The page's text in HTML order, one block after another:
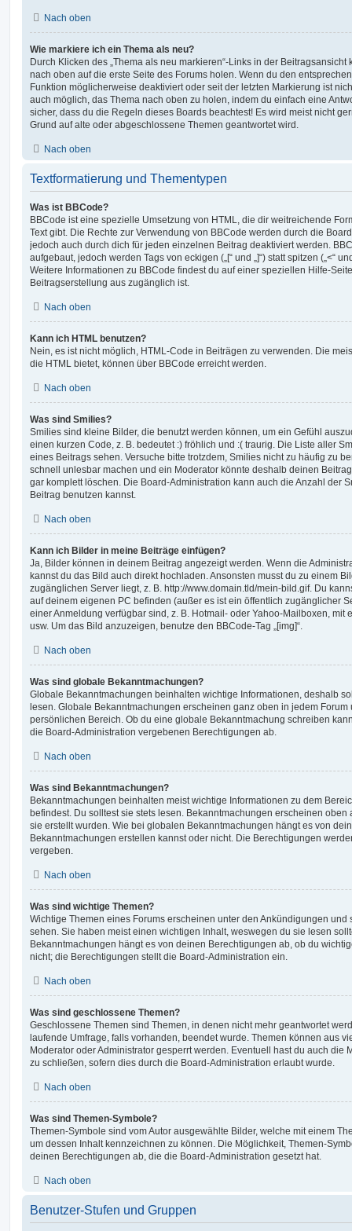
Nach oben
Wie markiere ich ein Thema als neu?
Durch Klicken des „Thema als neu markieren“-Links in der
nach oben auf die erste Seite des Forums holen. Wenn du den
Funktion möglicherweise deaktiviert oder seit der letzten Markierung ist
auch möglich, das Thema nach oben zu holen, indem du einfach eine
sicher, dass du die Regeln dieses Boards beachtest! Es wird meist nicht
Grund auf alte oder abgeschlossene Themen geantwortet wird.
Nach oben
Textformatierung und Thementypen
Was ist BBCode?
BBCode ist eine spezielle Umsetzung von HTML, die dir weitreichende
Text gibt. Die Rechte zur Verwendung von BBCode werden durch die
jedoch auch durch dich für jeden einzelnen Beitrag deaktiviert werden.
aufgebaut, jedoch werden Tags von eckigen („[“ und „]“) statt spitzen („<“
Weitere Informationen zu BBCode findest du auf einer speziellen Hilfe-
Beitragserstellung aus zugänglich ist.
Nach oben
Kann ich HTML benutzen?
Nein, es ist nicht möglich, HTML-Code in Beiträgen zu verwenden. Die
die HTML bietet, können über BBCode erreicht werden.
Nach oben
Was sind Smilies?
Smilies sind kleine Bilder, die benutzt werden können, um ein Gefühl
einen kurzen Code, z. B. bedeutet :) fröhlich und :( traurig. Die Liste aller
eines Beitrags sehen. Versuche bitte trotzdem, Smilies nicht zu häufig zu
schnell unlesbar machen und ein Moderator könnte deshalb deinen
gar komplett löschen. Die Board-Administration kann auch die Anzahl der
Beitrag benutzen kannst.
Nach oben
Kann ich Bilder in meine Beiträge einfügen?
Ja, Bilder können in deinem Beitrag angezeigt werden. Wenn die
kannst du das Bild auch direkt hochladen. Ansonsten musst du zu einem
zugänglichen Server liegt, z. B. http://www.domain.tld/mein-bild.gif. Du
auf deinem eigenen PC befinden (außer es ist ein öffentlich zugänglicher
einer Anmeldung verfügbar sind, z. B. Hotmail- oder Yahoo-Mailboxen, mit
usw. Um das Bild anzuzeigen, benutze den BBCode-Tag „[img]“.
Nach oben
Was sind globale Bekanntmachungen?
Globale Bekanntmachungen beinhalten wichtige Informationen, deshalb
lesen. Globale Bekanntmachungen erscheinen ganz oben in jedem
persönlichen Bereich. Ob du eine globale Bekanntmachung schreiben
die Board-Administration vergebenen Berechtigungen ab.
Nach oben
Was sind Bekanntmachungen?
Bekanntmachungen beinhalten meist wichtige Informationen zu dem
befindest. Du solltest sie stets lesen. Bekanntmachungen erscheinen oben
sie erstellt wurden. Wie bei globalen Bekanntmachungen hängt es von
Bekanntmachungen erstellen kannst oder nicht. Die Berechtigungen
vergeben.
Nach oben
Was sind wichtige Themen?
Wichtige Themen eines Forums erscheinen unter den Ankündigungen und
sehen. Sie haben meist einen wichtigen Inhalt, weswegen du sie lesen
Bekanntmachungen hängt es von deinen Berechtigungen ab, ob du
nicht; die Berechtigungen stellt die Board-Administration ein.
Nach oben
Was sind geschlossene Themen?
Geschlossene Themen sind Themen, in denen nicht mehr geantwortet
laufende Umfrage, falls vorhanden, beendet wurde. Themen können aus
Moderator oder Administrator gesperrt werden. Eventuell hast du auch die
zu schließen, sofern dies durch die Board-Administration erlaubt wurde.
Nach oben
Was sind Themen-Symbole?
Themen-Symbole sind vom Autor ausgewählte Bilder, welche mit einem
um dessen Inhalt kennzeichnen zu können. Die Möglichkeit, Themen-
deinen Berechtigungen ab, die die Board-Administration gesetzt hat.
Nach oben
Benutzer-Stufen und Gruppen